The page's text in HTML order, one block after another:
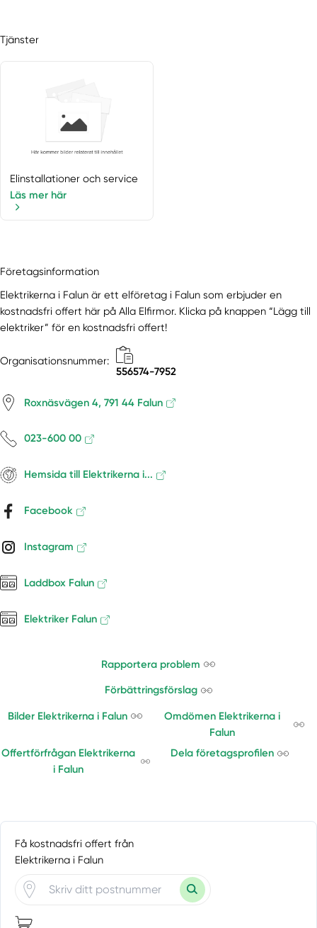
Mora
Tjänster
Elinstallationer och service
Läs mer här
Företagsinformation
Elektrikerna i Falun är ett elföretag i Falun som erbjuder en
kostnadsfri offert här på Alla Elfirmor. Klicka på knappen “Lägg till
elektriker” för en kostnadsfri offert!
Organisationsnummer:
556574-7952
Roxnäsvägen 4, 791 44 Falun
023-600 00
Hemsida till Elektrikerna i...
Facebook
Instagram
Laddbox Falun
Elektriker Falun
Rapportera problem
Förbättringsförslag
Bilder Elektrikerna i Falun
Omdömen Elektrikerna i
Falun
Offertförfrågan Elektrikerna
i Falun
Dela företagsprofilen
Få kostnadsfri offert från
Elektrikerna i Falun